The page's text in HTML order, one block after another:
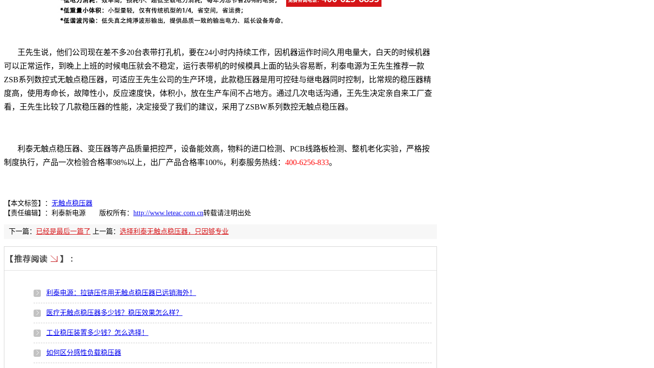
王先生说，他们公司现在差不多20台表带打孔机，要在24小时内持续工作，因机器运作时间久用电量大，白天的时候机器
可以正常运作，到晚上上班的时候电压就会不稳定，运行表带机的时候模具上面的钻头容易断，利泰电源为王先生推荐一款
ZSB系列数控式无触点稳压器，可适应王先生公司的生产环境，此款稳压器是用可控硅与继电器同时控制，比常规的稳压器精
度高，使用寿命长，故障性小，反应速度快，体积小，放在生产车间不占地方。通过几次电话沟通，王先生决定亲自来工厂查
看，王先生比较了几款稳压器的性能，决定接受了我们的建议，采用了ZSBW系列数控无触点稳压器。
利泰无触点稳压器、变压器等产品质量把控严，设备能效高，物料的进口检测、PCB线路板检测、整机老化实验，严格按
制度执行，产品一次检验合格率98%以上，出厂产品合格率100%，利泰服务热线： 400-6256-833。
【本文标签】： 无触点稳压器
【责任编辑】： 利泰新电源 版权所有： http://www.leteac.com.cn转载请注明出处
下一篇： 已经是最后一篇了 上一篇： 选择利泰无触点稳压器，只因够专业
利泰电源：拉链压件用无触点稳压器已远销海外！
医疗无触点稳压器多少钱？稳压效果怎么样？
工业稳压装置多少钱？怎么选择！
如何区分感性负载稳压器